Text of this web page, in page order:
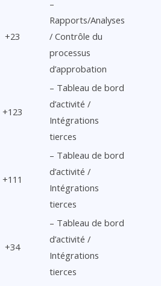
+23
–
Rapports/Analyses
/ Contrôle du
processus
d’approbation
+123
– Tableau de bord
d’activité /
Intégrations
tierces
+111
– Tableau de bord
d’activité /
Intégrations
tierces
+34
– Tableau de bord
d’activité /
Intégrations
tierces